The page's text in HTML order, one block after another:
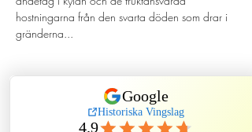
hostningarna från den svarta döden som drar i
gränderna...
Dela evenemang